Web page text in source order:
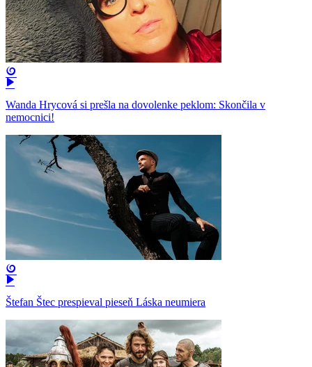
Wanda Hrycová si prešla na dovolenke peklom: Skončila v
nemocnici!
Štefan Štec prespieval pieseň Láska neumiera